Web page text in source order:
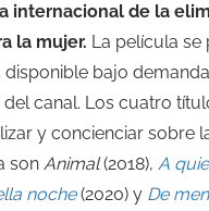
internacional de la
la mujer. La película se
disponible bajo
canal. Los cuatro
y concienciar sobre
son Animal(2018), A
noche (2020) y De